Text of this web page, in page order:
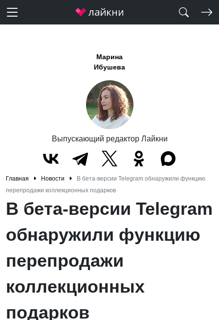
Марина
Ибушева
Выпускающий редактор Лайкни
Главная Новости
В бета-версии Telegram обнаружили функцию
перепродажи коллекционных подарков
В бета-версии Telegram
обнаружили функцию
перепродажи
коллекционных
подарков